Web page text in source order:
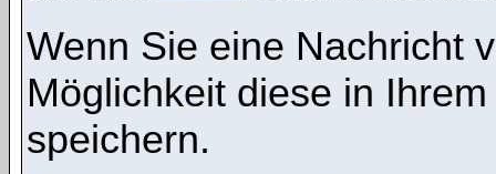
Wenn Sie eine Nachricht
Möglichkeit diese in
speichern.